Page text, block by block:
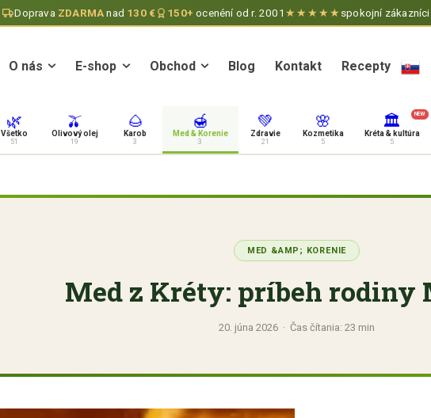
Doprava ZDARMAnad 130 € 150+ ocenéní od r. 2001 ★★★★★ spokojní zákazníci
O nás E-shop Obchod Blog Kontakt Recepty
O nás E-shop Obchod Blog Kontakt Recepty
🌿
Všetko
51
🫒
Olivový olej
19
🌰
Karob
3
🍯
Med & Korenie
3
💚
Zdravie
21
🌸
Kozmetika
5
NEW
🏛
Kréta & kultúra
5
MED &AMP; KORENIE
Med z Kréty: príbeh rodiny
20. júna 2026 · Čas čítania: 23 min